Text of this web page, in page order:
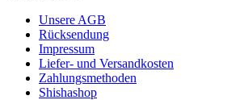
Unsere AGB
Rücksendung
Impressum
Liefer- und Versandkosten
Zahlungsmethoden
Shishashop